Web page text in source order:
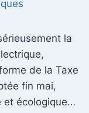
la
de la Taxe
fin mai,
et écologique…